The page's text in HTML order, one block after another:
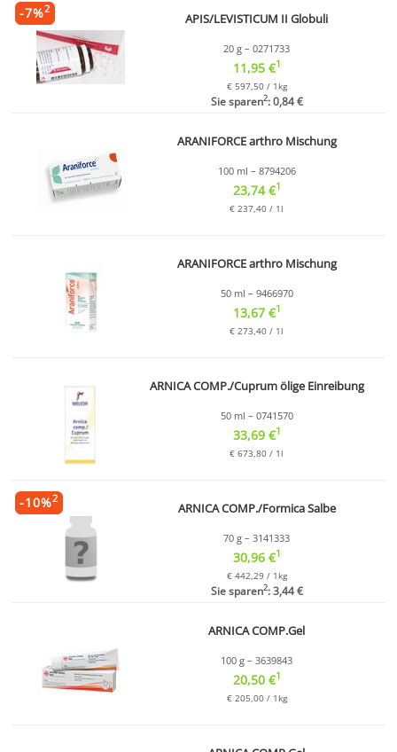
APIS/LEVISTICUM II Globuli
20 g – 0271733
11,95 €1
€ 597,50 / 1kg
Sie sparen2: 0,84 €
-7%2
ARANIFORCE arthro Mischung
100 ml – 8794206
23,74 €1
€ 237,40 / 1l
ARANIFORCE arthro Mischung
50 ml – 9466970
13,67 €1
€ 273,40 / 1l
ARNICA COMP./Cuprum ölige Einreibung
50 ml – 0741570
33,69 €1
€ 673,80 / 1l
ARNICA COMP./Formica Salbe
70 g – 3141333
30,96 €1
€ 442,29 / 1kg
Sie sparen2: 3,44 €
-10%2
ARNICA COMP.Gel
100 g – 3639843
20,50 €1
€ 205,00 / 1kg